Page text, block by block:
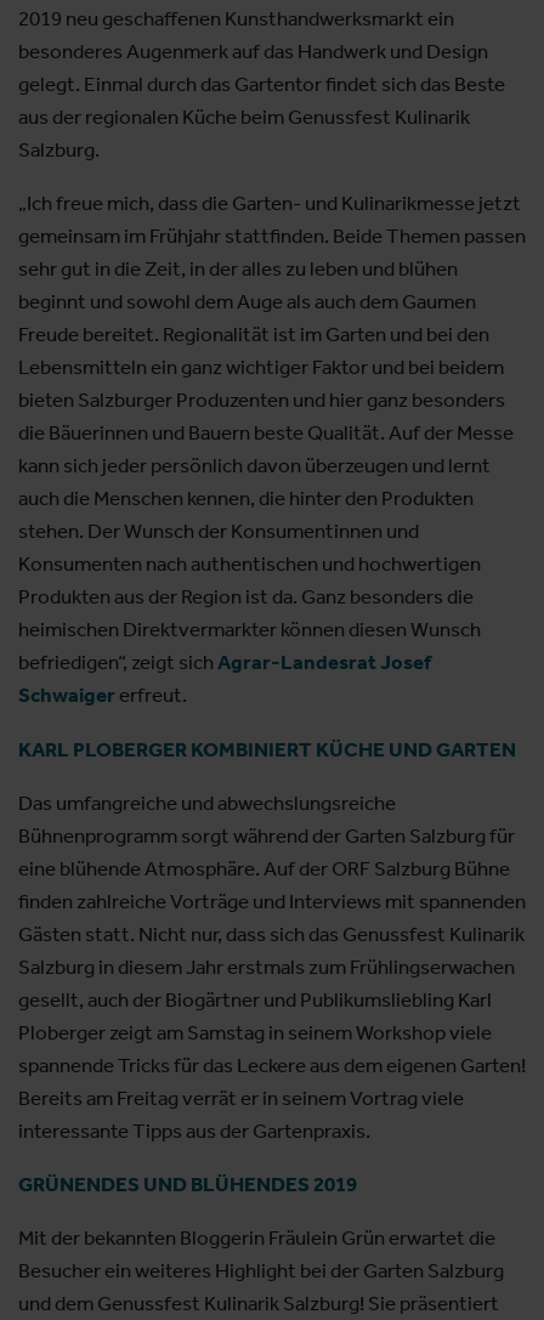
2019 neu geschaffenen Kunsthandwerksmarkt ein
besonderes Augenmerk auf das Handwerk und Design
gelegt. Einmal durch das Gartentor findet sich das Beste
aus der regionalen Küche beim Genussfest Kulinarik
Salzburg.
„Ich freue mich, dass die Garten- und Kulinarikmesse jetzt
gemeinsam im Frühjahr stattfinden. Beide Themen passen
sehr gut in die Zeit, in der alles zu leben und blühen
beginnt und sowohl dem Auge als auch dem Gaumen
Freude bereitet. Regionalität ist im Garten und bei den
Lebensmitteln ein ganz wichtiger Faktor und bei beidem
bieten Salzburger Produzenten und hier ganz besonders
die Bäuerinnen und Bauern beste Qualität. Auf der Messe
kann sich jeder persönlich davon überzeugen und lernt
auch die Menschen kennen, die hinter den Produkten
stehen. Der Wunsch der Konsumentinnen und
Konsumenten nach authentischen und hochwertigen
Produkten aus der Region ist da. Ganz besonders die
heimischen Direktvermarkter können diesen Wunsch
befriedigen“, zeigt sich Agrar-Landesrat Josef
Schwaiger erfreut.
KARL PLOBERGER KOMBINIERT KÜCHE UND GARTEN
Das umfangreiche und abwechslungsreiche
Bühnenprogramm sorgt während der Garten Salzburg für
eine blühende Atmosphäre. Auf der ORF Salzburg Bühne
finden zahlreiche Vorträge und Interviews mit spannenden
Gästen statt. Nicht nur, dass sich das Genussfest Kulinarik
Salzburg in diesem Jahr erstmals zum Frühlingserwachen
gesellt, auch der Biogärtner und Publikumsliebling Karl
Ploberger zeigt am Samstag in seinem Workshop viele
spannende Tricks für das Leckere aus dem eigenen Garten!
Bereits am Freitag verrät er in seinem Vortrag viele
interessante Tipps aus der Gartenpraxis.
GRÜNENDES UND BLÜHENDES 2019
Mit der bekannten Bloggerin Fräulein Grün erwartet die
Besucher ein weiteres Highlight bei der Garten Salzburg
und dem Genussfest Kulinarik Salzburg! Sie präsentiert